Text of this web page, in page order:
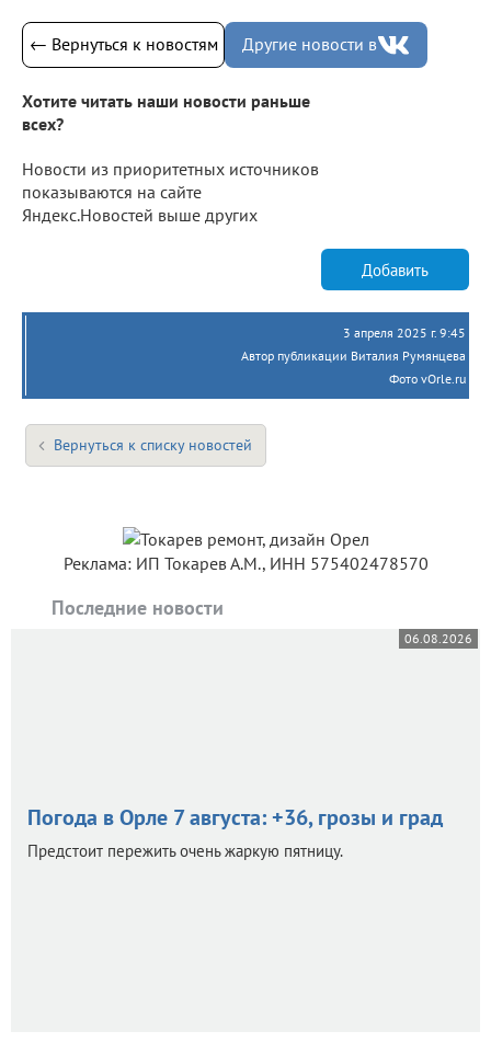
← Вернуться к новостям Другие новости в
Хотите читать наши новости раньше
всех?
Новости из приоритетных источников
показываются на сайте
Яндекс.Новостей выше других
Добавить
3 апреля 2025 г. 9:45
Автор публикации Виталия Румянцева
Фото vOrle.ru
Вернуться к списку новостей
Реклама: ИП Токарев А.М., ИНН 575402478570
Последние новости
06.08.2026
Погода в Орле 7 августа: +36, грозы и град
Предстоит пережить очень жаркую пятницу.